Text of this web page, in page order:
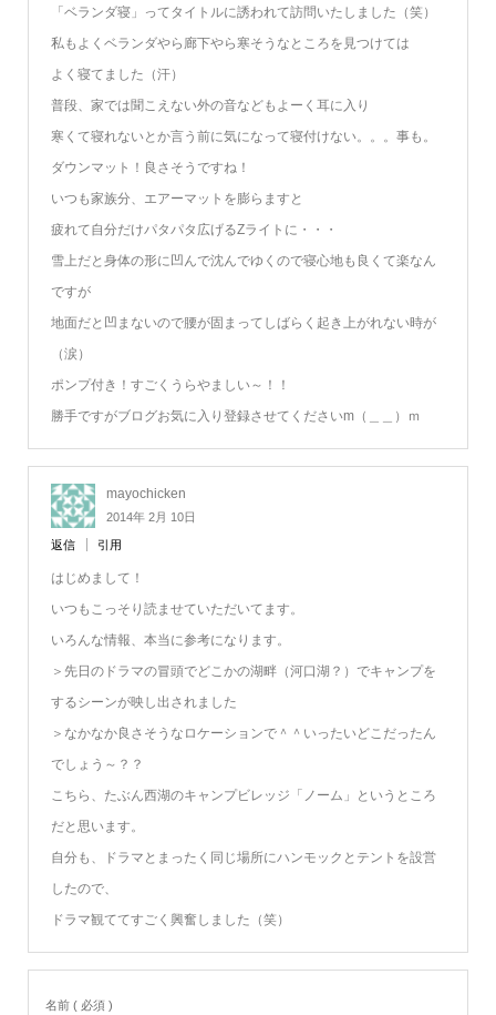
「ベランダ寝」ってタイトルに誘われて訪問いたしました（笑）
私もよくベランダやら廊下やら寒そうなところを見つけては
よく寝てました（汗）
普段、家では聞こえない外の音などもよーく耳に入り
寒くて寝れないとか言う前に気になって寝付けない。。。事も。
ダウンマット！良さそうですね！
いつも家族分、エアーマットを膨らますと
疲れて自分だけパタパタ広げるZライトに・・・
雪上だと身体の形に凹んで沈んでゆくので寝心地も良くて楽なん
ですが
地面だと凹まないので腰が固まってしばらく起き上がれない時が
（涙）
ポンプ付き！すごくうらやましい～！！
勝手ですがブログお気に入り登録させてくださいm（＿＿）ｍ
mayochicken
2014年 2月 10日
返信 引用
はじめまして！
いつもこっそり読ませていただいてます。
いろんな情報、本当に参考になります。
＞先日のドラマの冒頭でどこかの湖畔（河口湖？）でキャンプを
するシーンが映し出されました
＞なかなか良さそうなロケーションで＾＾いったいどこだったん
でしょう～？？
こちら、たぶん西湖のキャンプビレッジ「ノーム」というところ
だと思います。
自分も、ドラマとまったく同じ場所にハンモックとテントを設営
したので、
ドラマ観ててすごく興奮しました（笑）
名前 ( 必須 )